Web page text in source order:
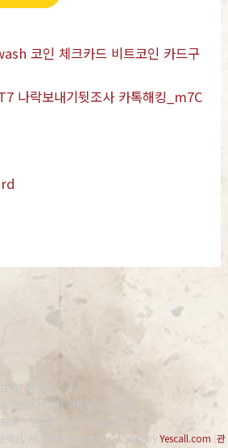
코인 체크카드 비트코인 카드구
나락보내기뒷조사 카톡해킹_m7C
자: 김근회
225(대치동) 아주빌딩 404호
핸드폰: 010-5265-6926
원. All rights reserved.Created byYescall.com [관